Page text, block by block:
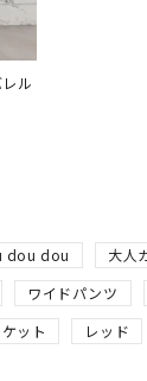
レル
dou dou
大人
ワイドパンツ
ット レッド